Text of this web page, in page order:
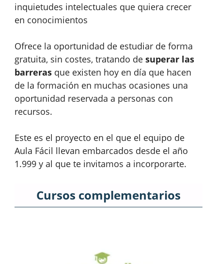
inquietudes intelectuales que quiera crecer
en conocimientos
Ofrece la oportunidad de estudiar de forma
gratuita, sin costes, tratando de superar las
barreras que existen hoy en día que hacen
de la formación en muchas ocasiones una
oportunidad reservada a personas con
recursos.
Este es el proyecto en el que el equipo de
Aula Fácil llevan embarcados desde el año
1.999 y al que te invitamos a incorporarte.
Cursos complementarios